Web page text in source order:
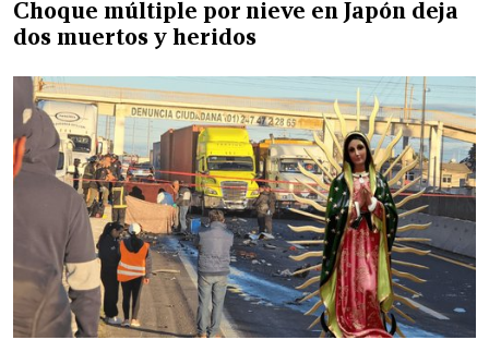
Choque múltiple por nieve en Japón deja
dos muertos y heridos